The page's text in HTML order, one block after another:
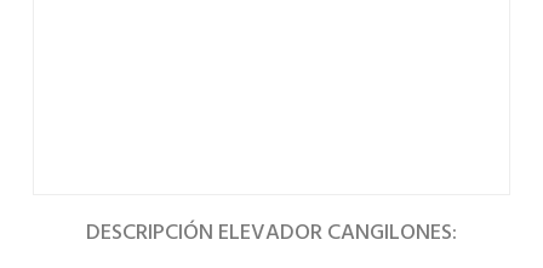
DESCRIPCIÓN ELEVADOR CANGILONES: